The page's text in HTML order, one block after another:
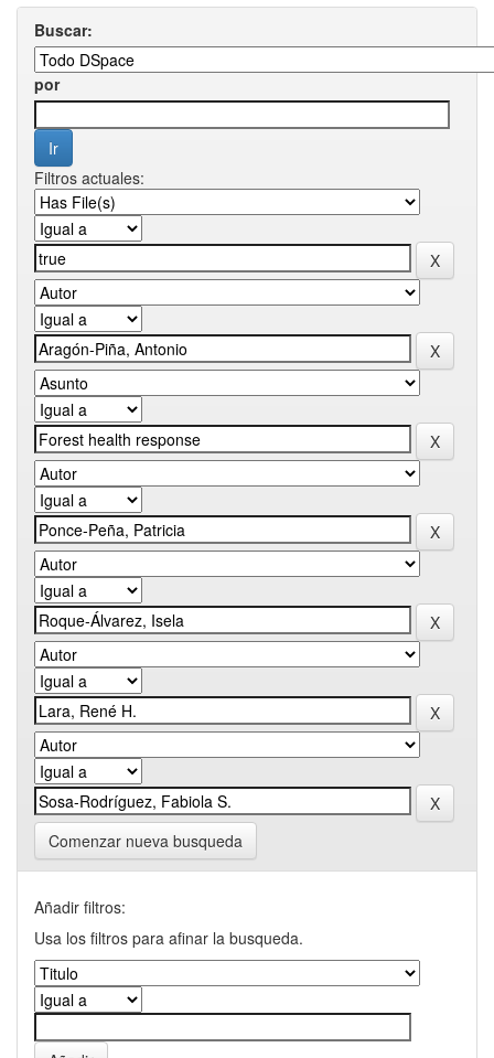
Buscar:
por
Filtros actuales:
Comenzar nueva busqueda
Añadir filtros:
Usa los filtros para afinar la busqueda.